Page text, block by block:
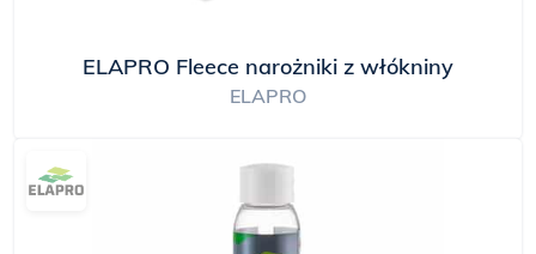
ELAPRO Fleece narożniki z włókniny
ELAPRO